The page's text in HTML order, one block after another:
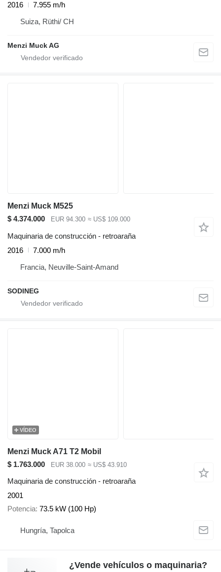
2016
7.955 m/h
Suiza, Rüthi/ CH
Menzi Muck AG
Menzi Muck M525
$ 4.374.000
EUR 94.300 ≈ US$ 109.000
Maquinaria de construcción - retroaraña
2016
7.000 m/h
Francia, Neuville-Saint-Amand
SODINEG
VÍDEO
Menzi Muck A71 T2 Mobil
$ 1.763.000
EUR 38.000 ≈ US$ 43.910
Maquinaria de construcción - retroaraña
2001
Potencia 73.5 kW (100 Hp)
Hungría, Tapolca
¿Vende vehículos o maquinaria?